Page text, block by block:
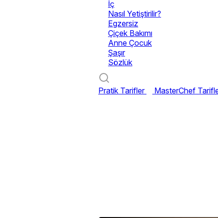
İç
Nasıl Yetiştirilir?
Egzersiz
Çiçek Bakımı
Anne Çocuk
Şaşır
Sözlük
Pratik Tarifler MasterChef